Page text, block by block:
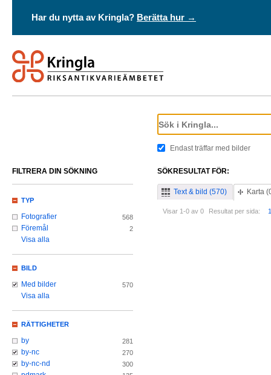
Har du nytta av Kringla? Berätta hur →
Endast träffar med bilder
SÖKRESULTAT FÖR:
Text & bild (570) Karta
Visar 1-0 av 0 Resultat per sida:
FILTRERA DIN SÖKNING
TYP
Fotografier 568
Föremål 2
Visa alla
BILD
Med bilder 570
Visa alla
RÄTTIGHETER
by 281
by-nc 270
by-nc-nd 300